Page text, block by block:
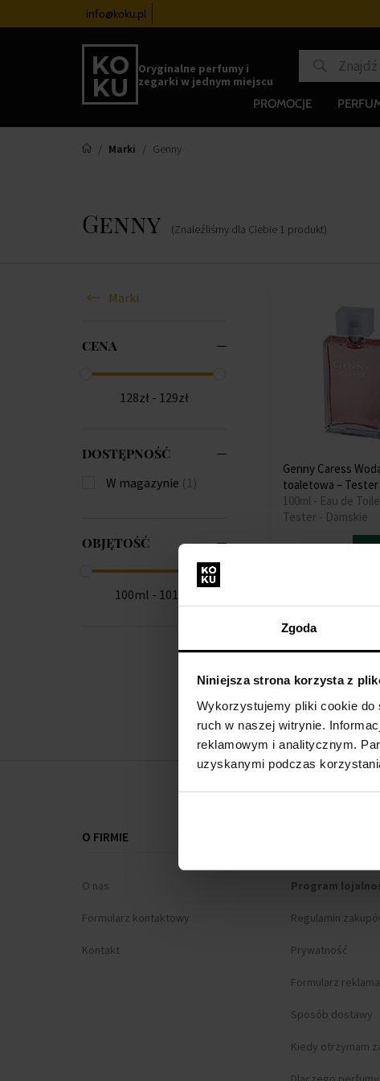
Zgoda
Niniejsza strona korzysta z
Wykorzystujemy pliki cookie do
ruch w naszej witrynie.
reklamowym i analitycznym.
uzyskanymi podczas
info@koku.pl
od 340 zł
Oryginalne perfumy i
zegarki w jednym miejscu
PROMOCJE
Marki Genny
Genny (Znaleźliśmy dla Ciebie 1 produkt)
Marki
CENA
128zł - 129zł
DOSTĘPNOŚĆ
W magazynie (1)
OBJĘTOŚĆ
100ml - 101ml
Genny Caress
toaletowa – Tester
100ml - Eau de
Tester - Damskie
Na stanie
O FIRMIE
O nas
Formularz kontaktowy
Kontakt
Program
Regulamin
Prywatność
Formularz
Sposób dostawy
Kiedy otrzymam